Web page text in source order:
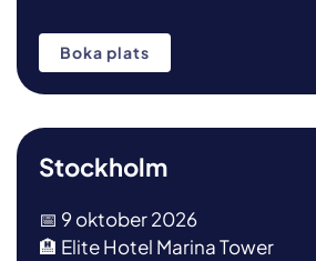
Boka plats
Stockholm
📅 9 oktober 2026
🏨 Elite Hotel Marina Tower